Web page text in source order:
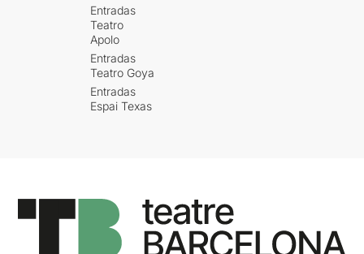
Entradas
Teatro
Apolo
Entradas
Teatro Goya
Entradas
Espai Texas